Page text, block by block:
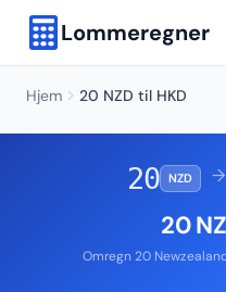
Lommeregner
Hjem 20 NZD til HKD
20 NZD →
20
Omregn 20